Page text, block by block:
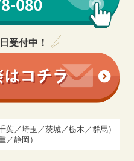
受付中！
葉／埼玉／茨城／栃木／群馬）
／静岡）